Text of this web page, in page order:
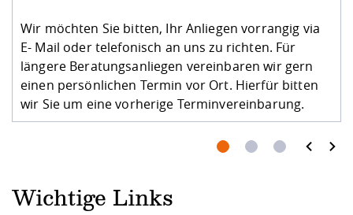
Wir möchten Sie bitten, Ihr Anliegen vorrangig via
E- Mail oder telefonisch an uns zu richten. Für
längere Beratungsanliegen vereinbaren wir gern
einen persönlichen Termin vor Ort. Hierfür bitten
wir Sie um eine vorherige Terminvereinbarung.
prev next
Wichtige Links